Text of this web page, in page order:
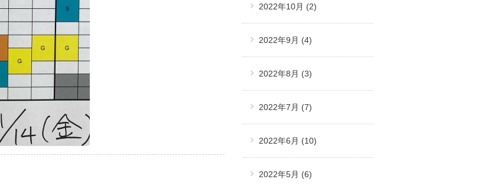
2022年10月 (2)
2022年9月 (4)
2022年8月 (3)
2022年7月 (7)
2022年6月 (10)
2022年5月 (6)